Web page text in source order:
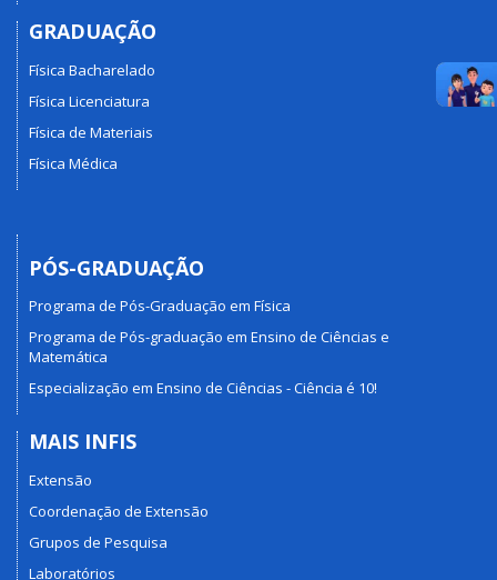
GRADUAÇÃO
Física Bacharelado
Física Licenciatura
Física de Materiais
Física Médica
PÓS-GRADUAÇÃO
Programa de Pós-Graduação em Física
Programa de Pós-graduação em Ensino de Ciências e
Matemática
Especialização em Ensino de Ciências - Ciência é 10!
MAIS INFIS
Extensão
Coordenação de Extensão
Grupos de Pesquisa
Laboratórios